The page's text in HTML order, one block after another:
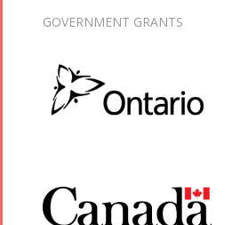
GOVERNMENT GRANTS